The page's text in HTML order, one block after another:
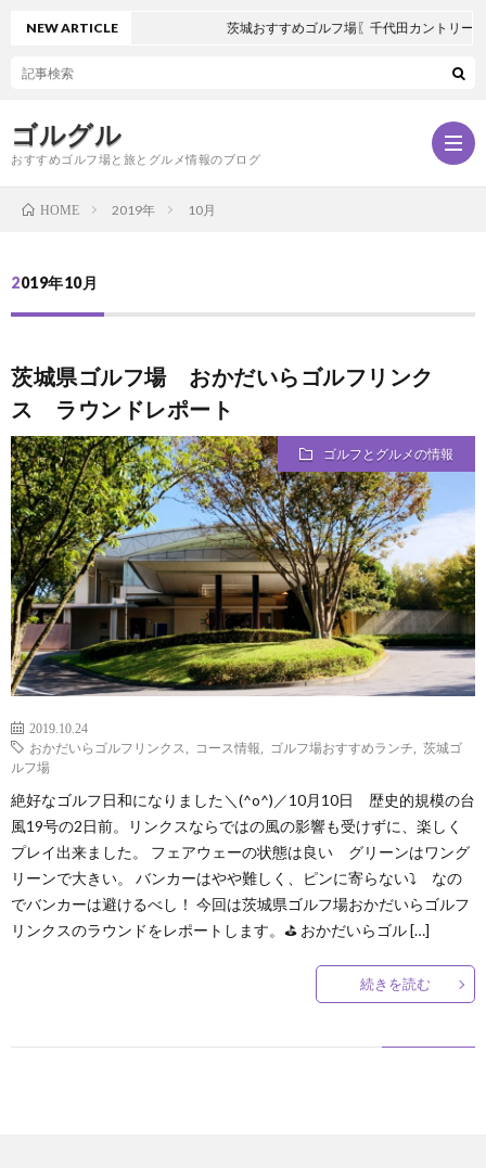
ゴルグル
おすすめゴルフ場と旅とグルメ情報のブログ
ン
ル
ー
ジ
NEW ARTICLE 茨城おすすめゴルフ場〖千代田カントリーク
HOME 2019年 10月
2019年10月
茨城県ゴルフ場 おかだいらゴルフリンク
ス ラウンドレポート
ゴルフとグルメの情報
2019.10.24
おかだいらゴルフリンクス
コース情報 ゴルフ場おすすめランチ
茨城ゴ
ルフ場
絶好なゴルフ日和になりました＼(^o^)／10月10日 歴史的規模の台
風19号の2日前。リンクスならではの風の影響も受けずに、楽しく
プレイ出来ました。 フェアウェーの状態は良い グリーンはワング
リーンで大きい。 バンカーはやや難しく、ピンに寄らない⤵ なの
でバンカーは避けるべし！ 今回は茨城県ゴルフ場おかだいらゴルフ
リンクスのラウンドをレポートします。⛳ おかだいらゴル […]
続きを読む